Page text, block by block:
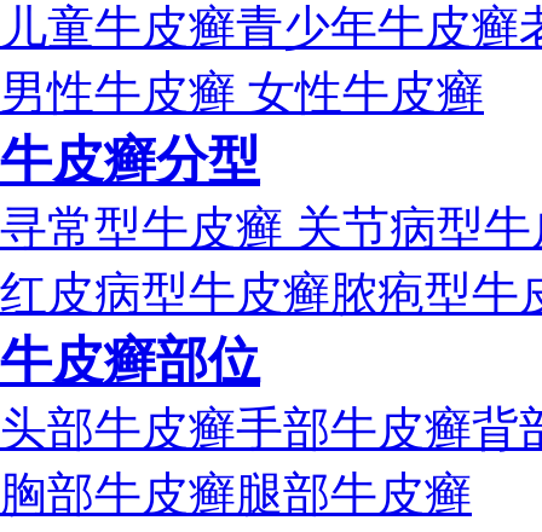
儿童牛皮癣青少年牛皮癣
男性牛皮癣 女性牛皮癣
牛皮癣分型
寻常型牛皮癣 关节病型
红皮病型牛皮癣脓疱型牛
牛皮癣部位
头部牛皮癣手部牛皮癣背
胸部牛皮癣腿部牛皮癣